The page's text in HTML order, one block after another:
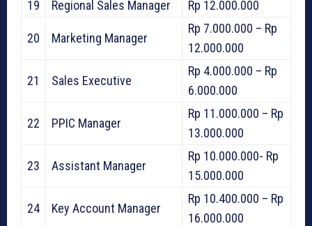
19 Regional Sales Manager Rp 12.000.000
20 Marketing Manager
Rp 7.000.000 – Rp
12.000.000
21 Sales Executive
Rp 4.000.000 – Rp
6.000.000
22 PPIC Manager
Rp 11.000.000 – Rp
13.000.000
23 Assistant Manager
Rp 10.000.000- Rp
15.000.000
24 Key Account Manager
Rp 10.400.000 – Rp
16.000.000